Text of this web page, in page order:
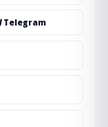
Telegram